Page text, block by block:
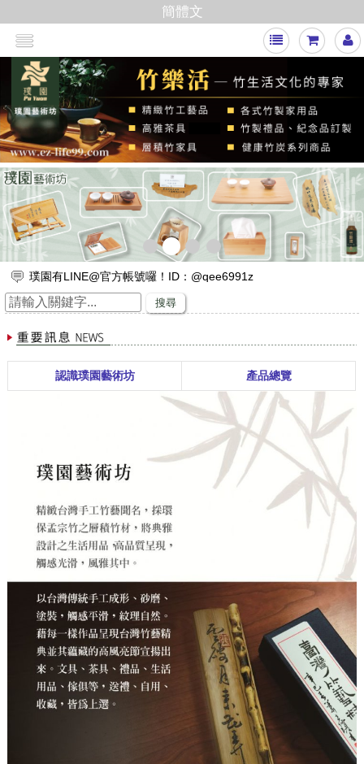
簡體文
< >
璞園有LINE@官方帳號囉！ID：@qee6991z
放假出遊，來竹山璞園享受一趟竹與木化石的自然之旅吧！
竹子的專家，有任何與竹相關的問題歡迎找璞園！
璞園竹醋液通過SGS抗菌、無重金屬殘留的檢測٩(๑❛ᴗ❛๑)۶
想要一直賺嗎？快來璞園選購100cm的一直炭，讓您一直一直賺
搜尋
認識璞園藝術坊 產品總覽